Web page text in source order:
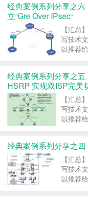
修改，
路博客
经典案例系列分享之
立“Gre Over IPsec“
【汇
写技术
以推荐
修改，
路博客
经典案例系列分享之
HSRP 实现双ISP完美
【汇
写技术
以推荐
修改，
路博
经典案例系列分享之
【汇
写技术
以推荐